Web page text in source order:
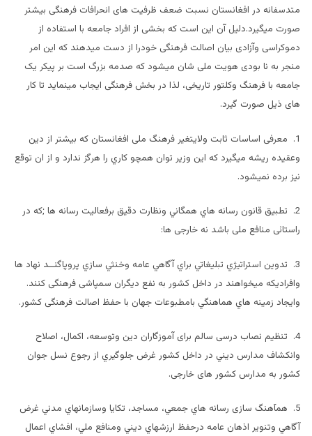
متدسفانه در افغانستان نسبت ضعف ظرفیت های انحرافات فرهنگی بیشتر
صورت میگیرد.دلیل آن این است که بخشی از افراد جامعه با استفاده از
دموکراسی وآزادی بیان اصالت فرهنگی خودرا از دست میدهند که این امر
منجر به نا بودی هویت ملی شان میشود که صدمه بزرگ است بر پیکر یک
جامعه با فرهنگ وکلتور تاریخی، لذا در بخش فرهنگی ایجاب مینماید تا کار
های ذیل صورت گیرد.
1. معرفی اساسات ثابت ولایتغیر فرهنگ ملی افغانستان که بیشتر از دین
وعقیده ریشه میگیرد كه اين وزير توان همچو كاري را هرگز ندارد و از ان توقع
نيز برده نميشود.
2. تطبيق قانون رسانه هاي همگاني ونظارت دقيق برفعاليت رسانه ها ;که در
راستائی منافع ملی باشد نه خارجی ها:
3. تدوين استراتيژي تبليغاتي براي آگاهي عامه وخنثي سازي پروپاگنــد نهاد ها
وافرادیکه میخواهند در داخل کشور به نفع دیگران سمپاشی فرهنگی کنند.
وايجاد زمينه هاي هماهنگي بامطبوعات جهان با حفظ اصالت فرهنگی کشور.
4. تنظیم نصاب درسی سالم برای آموزگاران دین وتوسعه، اكمال، اصلاح
وانكشاف مدارس ديني در داخل كشور غرض جلوگيري از رجوع نسل جوان
كشور به مدارس کشور های خارجی.
5. همآهنگ سازی رسانه هاي جمعي، مساجد، تكايا وسازمانهاي مدني غرض
آگاهي وتنوير اذهان عامه درحفظ ارزشهاي ديني ومنافع ملي، افشاي اعمال